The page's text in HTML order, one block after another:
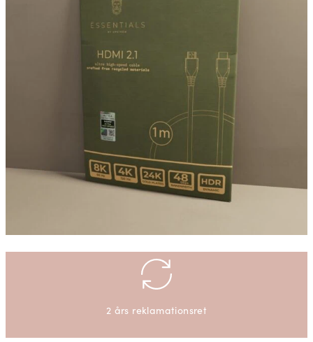
2 års reklamationsret